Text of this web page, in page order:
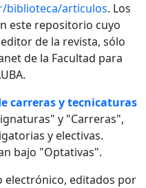
biblioteca/articulos. Los
este repositorio cuyo
de la revista, sólo
de la Facultad para
carreras y tecnicaturas
y "Carreras",
y electivas.
bajo "Optativas".
electrónico, editados por